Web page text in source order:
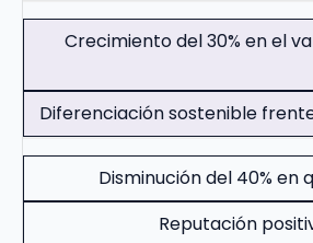
Crecimiento del 30% en el
Diferenciación sostenible
Disminución del 40% en
Reputación